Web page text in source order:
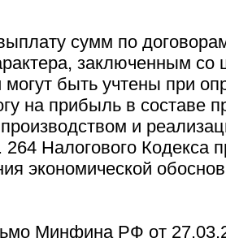
сумм по
заключенным со
могут быть учтены при
на прибыль в составе
и
264 Налогового Кодекса
экономической
Минфина РФ от